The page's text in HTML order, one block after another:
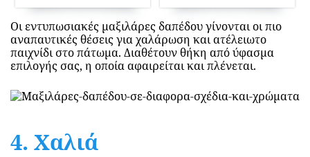
Οι εντυπωσιακές μαξιλάρες δαπέδου γίνονται οι πιο
αναπαυτικές θέσεις για χαλάρωση και ατέλειωτο
παιχνίδι στο πάτωμα. Διαθέτουν θήκη από ύφασμα
επιλογής σας, η οποία αφαιρείται και πλένεται.
4. Χαλιά